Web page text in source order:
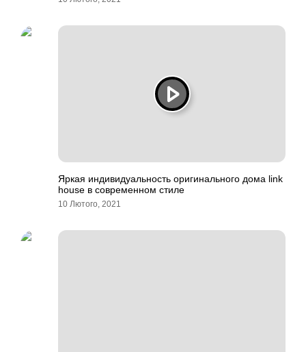
Яркая индивидуальность оригинального дома link
house в современном стиле
10 Лютого, 2021